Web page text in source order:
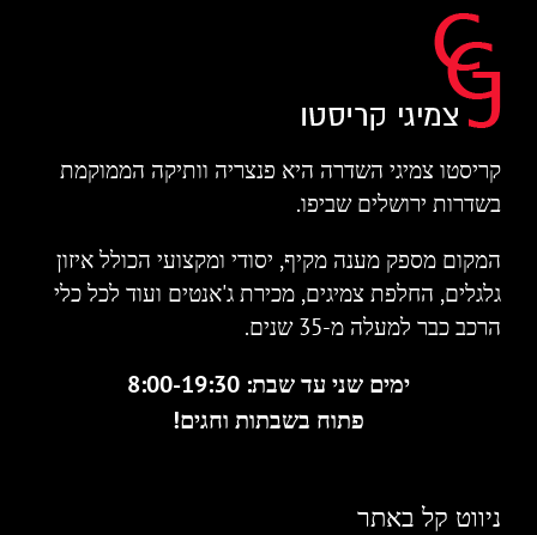
קריסטו צמיגי השדרה היא פנצריה וותיקה הממוקמת
בשדרות ירושלים שביפו.
המקום מספק מענה מקיף, יסודי ומקצועי הכולל איזון
גלגלים, החלפת צמיגים, מכירת ג'אנטים ועוד לכל כלי
הרכב כבר למעלה מ-35 שנים.
ימים שני עד שבת: 8:00-19:30
פתוח בשבתות וחגים!
ניווט קל באתר